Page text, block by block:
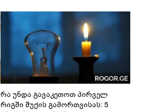
რა უნდა გავაკეთოთ პირველ
რიგში შუქის გამორთვისას: 5